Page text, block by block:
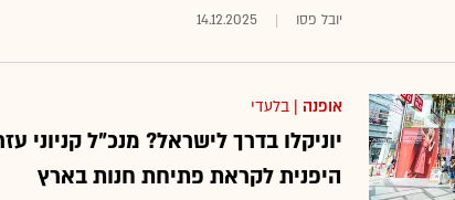
יובל פסו 14.12.2025
אופנה | בלעדי
יוניקלו בדרך לישראל? מנכ"ל קניוני
היפנית לקראת פתיחת חנות בארץ